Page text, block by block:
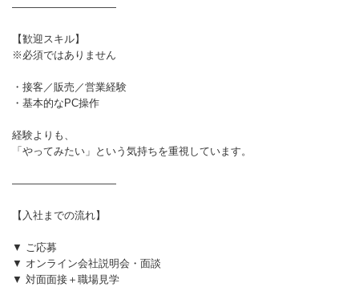
――――――――――
【歓迎スキル】
※必須ではありません
・接客／販売／営業経験
・基本的なPC操作
経験よりも、
「やってみたい」という気持ちを重視しています。
――――――――――
【入社までの流れ】
▼ ご応募
▼ オンライン会社説明会・面談
▼ 対面面接＋職場見学